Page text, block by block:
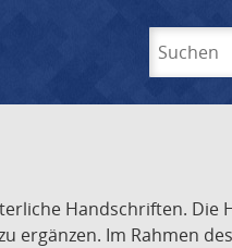
Handschriften. Die
ergänzen. Im Rahmen